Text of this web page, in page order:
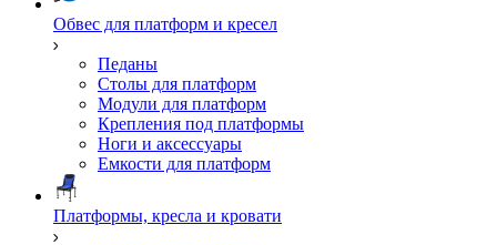
Обвес для платформ и кресел
Педаны
Столы для платформ
Модули для платформ
Крепления под платформы
Ноги и аксессуары
Емкости для платформ
Платформы, кресла и кровати